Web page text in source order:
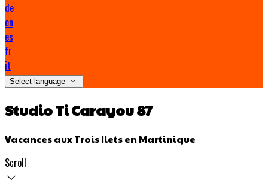
de
en
es
fr
it
Select language
Studio Ti Carayou 87
Vacances aux Trois Ilets en Martinique
Scroll